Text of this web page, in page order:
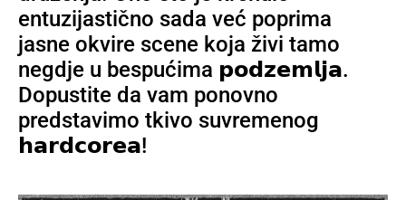
entuzijastično sada već poprima
jasne okvire scene koja živi tamo
negdje u bespućima 𝗽𝗼𝗱𝘇𝗲𝗺𝗹𝗷𝗮.
Dopustite da vam ponovno
predstavimo tkivo suvremenog
𝗵𝗮𝗿𝗱𝗰𝗼𝗿𝗲𝗮!